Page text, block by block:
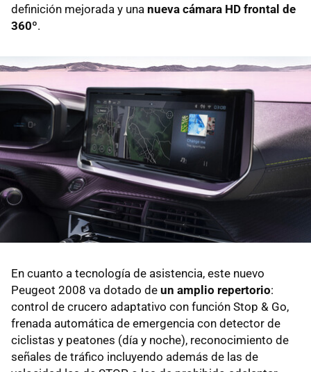
definición mejorada y una nueva cámara HD frontal de
360º.
En cuanto a tecnología de asistencia, este nuevo
Peugeot 2008 va dotado de un amplio repertorio:
control de crucero adaptativo con función Stop & Go,
frenada automática de emergencia con detector de
ciclistas y peatones (día y noche), reconocimiento de
señales de tráfico incluyendo además de las de